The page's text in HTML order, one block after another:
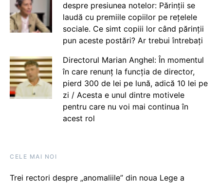
despre presiunea notelor: Părinții se
laudă cu premiile copiilor pe rețelele
sociale. Ce simt copiii lor când părinții
pun aceste postări? Ar trebui întrebați
Directorul Marian Anghel: În momentul
în care renunț la funcția de director,
pierd 300 de lei pe lună, adică 10 lei pe
zi / Acesta e unul dintre motivele
pentru care nu voi mai continua în
acest rol
CELE MAI NOI
Trei rectori despre „anomaliile” din noua Lege a